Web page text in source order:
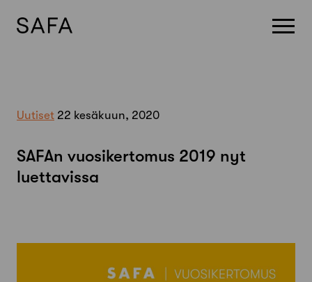
Uutiset 22 kesäkuun, 2020
SAFAn vuosikertomus 2019 nyt
luettavissa